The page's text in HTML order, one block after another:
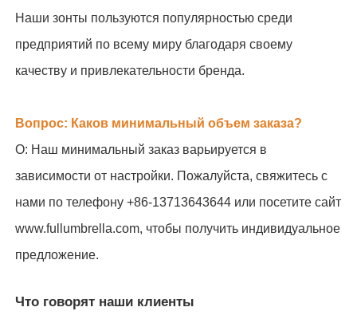
Наши зонты пользуются популярностью среди
предприятий по всему миру благодаря своему
качеству и привлекательности бренда.
Вопрос: Каков минимальный объем заказа?
О: Наш минимальный заказ варьируется в
зависимости от настройки. Пожалуйста, свяжитесь с
нами по телефону +86-13713643644 или посетите сайт
www.fullumbrella.com, чтобы получить индивидуальное
предложение.
Что говорят наши клиенты